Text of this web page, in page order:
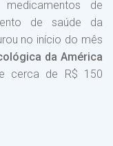
de
de saúde da
no início do mês
da América
cerca de R$ 150